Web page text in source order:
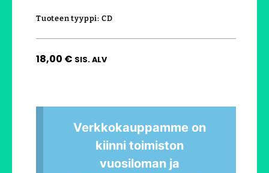
Tuoteen tyyppi: CD
18,00 € SIS. ALV
Verkkokauppamme on
kiinni toimiston
vuosiloman ja